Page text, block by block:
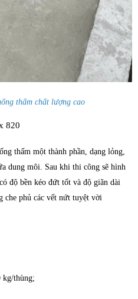
thấm chất lượng cao
820
thấm một thành phần, dạng lỏng,
dung môi. Sau khi thi công sẽ hình
độ bền kéo đứt tốt và độ giãn dài
che phủ các vết nứt tuyệt vời
kg/thùng;